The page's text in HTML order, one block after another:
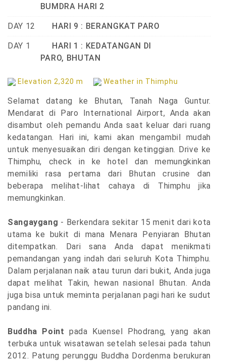
BUMDRA HARI 2
DAY 12 HARI 9 : BERANGKAT PARO
DAY 1
HARI 1 : KEDATANGAN DI
PARO, BHUTAN
Elevation 2,320 m Weather in Thimphu
Selamat datang ke Bhutan, Tanah Naga Guntur.
Mendarat di Paro International Airport, Anda akan
disambut oleh pemandu Anda saat keluar dari ruang
kedatangan. Hari ini, kami akan mengambil mudah
untuk menyesuaikan diri dengan ketinggian. Drive ke
Thimphu, check in ke hotel dan memungkinkan
memiliki rasa pertama dari Bhutan crusine dan
beberapa melihat-lihat cahaya di Thimphu jika
memungkinkan.
Sangaygang - Berkendara sekitar 15 menit dari kota
utama ke bukit di mana Menara Penyiaran Bhutan
ditempatkan. Dari sana Anda dapat menikmati
pemandangan yang indah dari seluruh Kota Thimphu.
Dalam perjalanan naik atau turun dari bukit, Anda juga
dapat melihat Takin, hewan nasional Bhutan. Anda
juga bisa untuk meminta perjalanan pagi hari ke sudut
pandang ini.
Buddha Pointpada Kuensel Phodrang, yang akan
terbuka untuk wisatawan setelah selesai pada tahun
2012. Patung perunggu Buddha Dordenma berukuran